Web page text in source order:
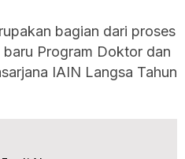
bagian dari proses
Program Doktor dan
IAIN Langsa Tahun